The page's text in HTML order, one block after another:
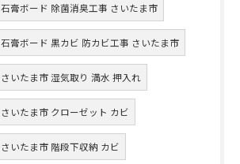
石膏ボード 除菌消臭工事 さいたま市
石膏ボード 黒カビ 防カビ工事 さいたま市
さいたま市 湿気取り 満水 押入れ
さいたま市 クローゼット カビ
さいたま市 階段下収納 カビ